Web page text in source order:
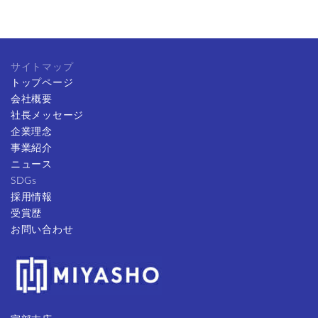
サイトマップ
トップページ
会社概要
社長メッセージ
企業理念
事業紹介
ニュース
SDGs
採用情報
受賞歴
お問い合わせ